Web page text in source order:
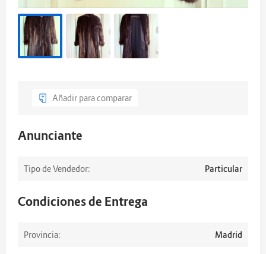
Añadir para comparar
Anunciante
Tipo de Vendedor: Particular
Condiciones de Entrega
Provincia: Madrid